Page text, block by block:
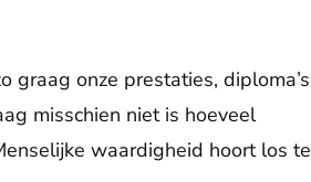
graag onze prestaties, diploma’s
misschien niet is hoeveel
waardigheid hoort los te